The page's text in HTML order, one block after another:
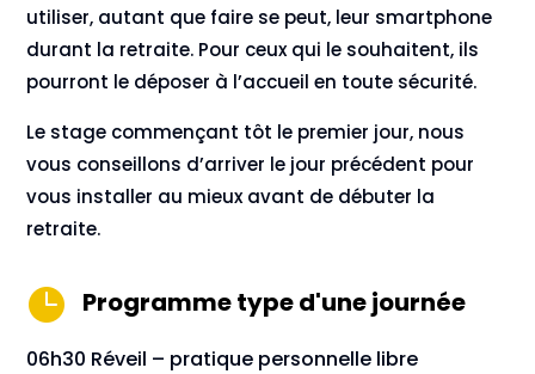
utiliser, autant que faire se peut, leur smartphone
durant la retraite. Pour ceux qui le souhaitent, ils
pourront le déposer à l’accueil en toute sécurité.
Le stage commençant tôt le premier jour, nous
vous conseillons d’arriver le jour précédent pour
vous installer au mieux avant de débuter la
retraite.
 Programme type d'une journée
06h30 Réveil – pratique personnelle libre